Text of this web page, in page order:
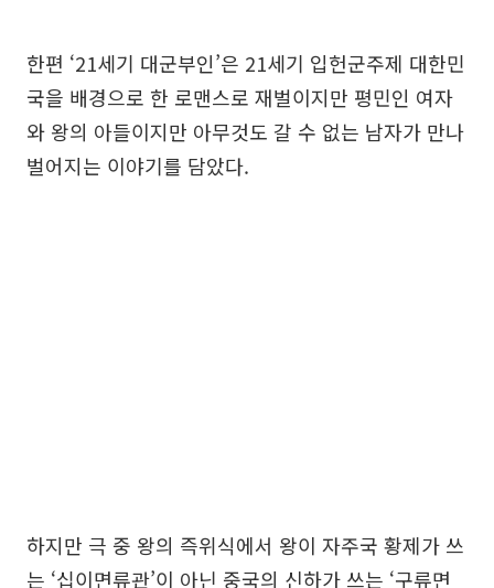
한편 ‘21세기 대군부인’은 21세기 입헌군주제 대한민
국을 배경으로 한 로맨스로 재벌이지만 평민인 여자
와 왕의 아들이지만 아무것도 갈 수 없는 남자가 만나
벌어지는 이야기를 담았다.
하지만 극 중 왕의 즉위식에서 왕이 자주국 황제가 쓰
는 ‘십이면류관’이 아닌 중국의 신하가 쓰는 ‘구류면